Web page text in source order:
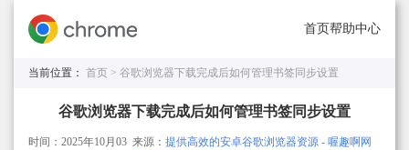
首页帮助中心
当前位置： 首页 > 谷歌浏览器下载完成后如何管理书签同步设置
谷歌浏览器下载完成后如何管理书签同步设置
时间：2025年10月03 来源：提供高效的安卓谷歌浏览器资源 - 喔趣啊网